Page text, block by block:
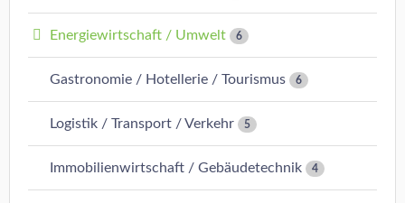
Energiewirtschaft / Umwelt 6
Gastronomie / Hotellerie / Tourismus 6
Logistik / Transport / Verkehr 5
Immobilienwirtschaft / Gebäudetechnik 4